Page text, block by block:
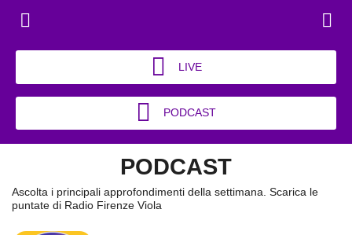
LIVE
PODCAST
PODCAST
Ascolta i principali approfondimenti della settimana. Scarica le
puntate di Radio Firenze Viola